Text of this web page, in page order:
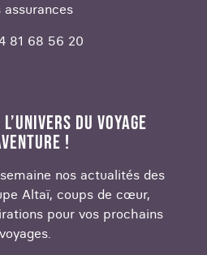
assurances
81 68 56 20
DU VOYAGE
!
nos actualités des
Altaï, coups de cœur,
pour vos prochains
voyages.